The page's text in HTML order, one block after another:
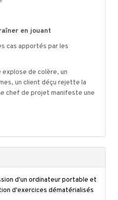
en jouant
cas apportés par les
explose de colère, un
un client déçu rejette la
chef de projet manifeste une
d'un ordinateur portable et
d'exercices dématérialisés